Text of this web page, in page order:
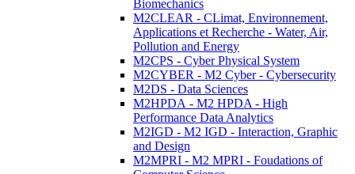
Biomechanics
M2CLEAR - CLimat, Environnement,
Applications et Recherche - Water, Air,
Pollution and Energy
M2CPS - Cyber Physical System
M2CYBER - M2 Cyber - Cybersecurity
M2DS - Data Sciences
M2HPDA - M2 HPDA - High
Performance Data Analytics
M2IGD - M2 IGD - Interaction, Graphic
and Design
M2MPRI - M2 MPRI - Foudations of